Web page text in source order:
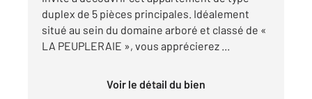
duplex de 5 pièces principales. Idéalement
situé au sein du domaine arboré et classé de «
LA PEUPLERAIE », vous apprécierez ...
Voir le détail du bien